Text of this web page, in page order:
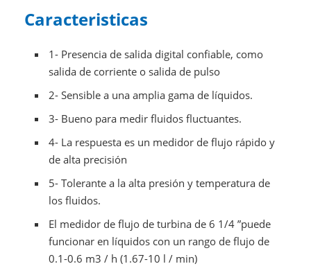
Caracteristicas
1- Presencia de salida digital confiable, como
salida de corriente o salida de pulso
2- Sensible a una amplia gama de líquidos.
3- Bueno para medir fluidos fluctuantes.
4- La respuesta es un medidor de flujo rápido y
de alta precisión
5- Tolerante a la alta presión y temperatura de
los fluidos.
El medidor de flujo de turbina de 6 1/4 ”puede
funcionar en líquidos con un rango de flujo de
0.1-0.6 m3 / h (1.67-10 l / min)